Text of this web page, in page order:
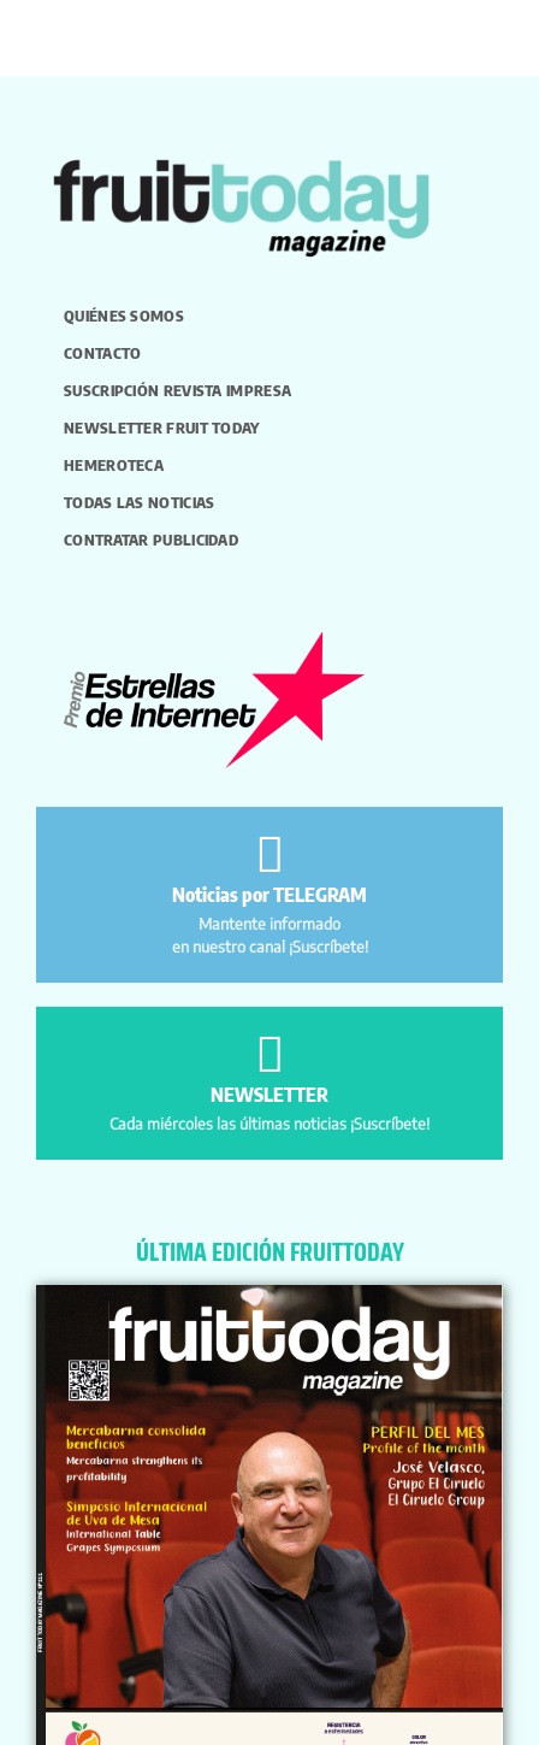
QUIÉNES SOMOS
CONTACTO
SUSCRIPCIÓN REVISTA IMPRESA
NEWSLETTER FRUIT TODAY
HEMEROTECA
TODAS LAS NOTICIAS
CONTRATAR PUBLICIDAD
Noticias por TELEGRAM
Mantente informado
en nuestro canal ¡Suscríbete!
NEWSLETTER
Cada miércoles las últimas noticias ¡Suscríbete!
ÚLTIMA EDICIÓN FRUITTODAY